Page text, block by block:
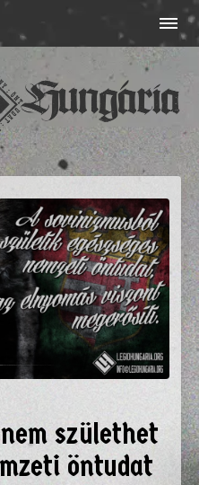
születhet
öntudat